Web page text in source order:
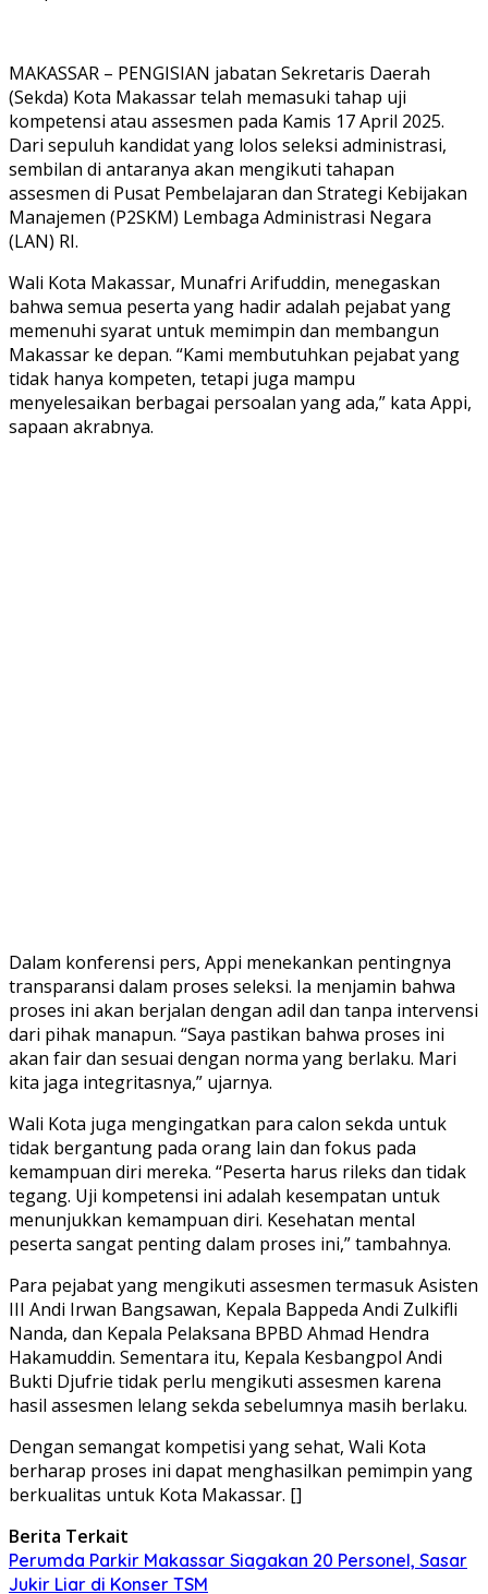
MAKASSAR – PENGISIAN jabatan Sekretaris Daerah
(Sekda) Kota Makassar telah memasuki tahap uji
kompetensi atau assesmen pada Kamis 17 April 2025.
Dari sepuluh kandidat yang lolos seleksi administrasi,
sembilan di antaranya akan mengikuti tahapan
assesmen di Pusat Pembelajaran dan Strategi Kebijakan
Manajemen (P2SKM) Lembaga Administrasi Negara
(LAN) RI.
Wali Kota Makassar, Munafri Arifuddin, menegaskan
bahwa semua peserta yang hadir adalah pejabat yang
memenuhi syarat untuk memimpin dan membangun
Makassar ke depan. “Kami membutuhkan pejabat yang
tidak hanya kompeten, tetapi juga mampu
menyelesaikan berbagai persoalan yang ada,” kata Appi,
sapaan akrabnya.
Dalam konferensi pers, Appi menekankan pentingnya
transparansi dalam proses seleksi. Ia menjamin bahwa
proses ini akan berjalan dengan adil dan tanpa intervensi
dari pihak manapun. “Saya pastikan bahwa proses ini
akan fair dan sesuai dengan norma yang berlaku. Mari
kita jaga integritasnya,” ujarnya.
Wali Kota juga mengingatkan para calon sekda untuk
tidak bergantung pada orang lain dan fokus pada
kemampuan diri mereka. “Peserta harus rileks dan tidak
tegang. Uji kompetensi ini adalah kesempatan untuk
menunjukkan kemampuan diri. Kesehatan mental
peserta sangat penting dalam proses ini,” tambahnya.
Para pejabat yang mengikuti assesmen termasuk Asisten
III Andi Irwan Bangsawan, Kepala Bappeda Andi Zulkifli
Nanda, dan Kepala Pelaksana BPBD Ahmad Hendra
Hakamuddin. Sementara itu, Kepala Kesbangpol Andi
Bukti Djufrie tidak perlu mengikuti assesmen karena
hasil assesmen lelang sekda sebelumnya masih berlaku.
Dengan semangat kompetisi yang sehat, Wali Kota
berharap proses ini dapat menghasilkan pemimpin yang
berkualitas untuk Kota Makassar. []
Berita Terkait
Perumda Parkir Makassar Siagakan 20 Personel, Sasar
Jukir Liar di Konser TSM